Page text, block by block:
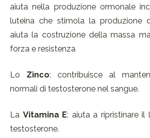
aiuta nella produzione ormonale
luteina che stimola la produzione
aiuta la costruzione della massa
forza e resistenza
Lo Zinco: contribuisce al
normali di testosterone nel sangue.
La Vitamina E: aiuta a ripristinare
testosterone.